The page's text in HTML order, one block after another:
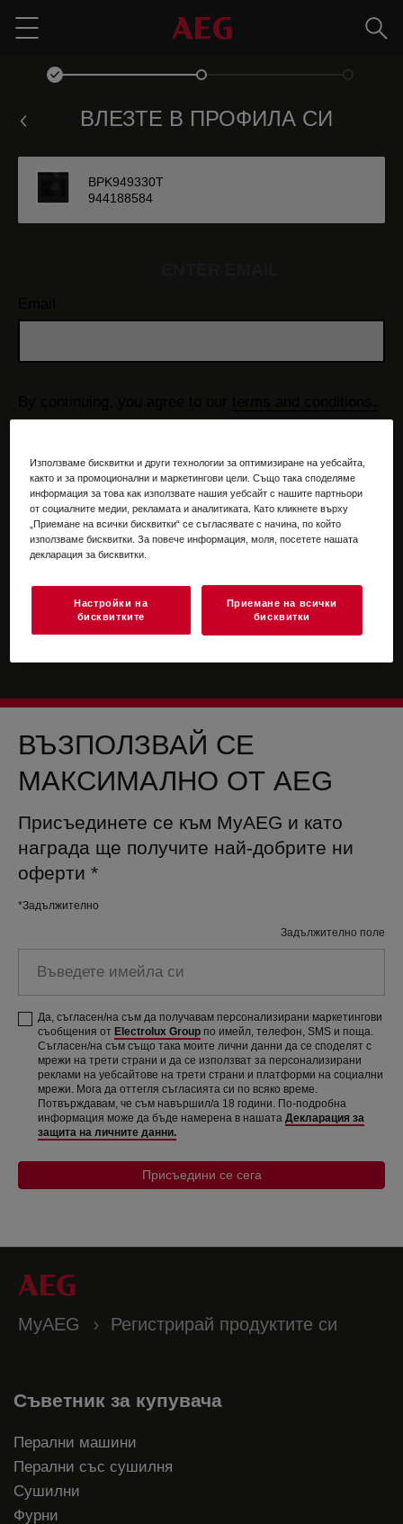
Menu
ВЛЕЗТЕ В ПРОФИЛА СИ
BPK949330T
944188584
data, please review ourdata protection statement
ВЪЗПОЛЗВАЙ СЕ
МАКСИМАЛНО ОТ AEG
Присъединете се към MyAEG и като
награда ще получите най-добрите ни
оферти *
*Задължително
Задължително поле
Да, съгласен/на съм да получавам персонализирани маркетингови
съобщения от Electrolux Group по имейл, телефон, SMS и поща.
Съгласен/на съм също така моите лични данни да се споделят с
мрежи на трети страни и да се използват за персонализирани
реклами на уебсайтове на трети страни и платформи на социални
мрежи. Мога да оттегля съгласията си по всяко време.
Потвърждавам, че съм навършил/а 18 години. По-подробна
информация може да бъде намерена в нашата Декларация за
защита на личните данни.
Присъедини се сега
MyAEG Регистрирай продуктите си
Съветник за купувача
Перални машини
Перални със сушилня
Сушилни
Фурни
Използваме бисквитки и други технологии за оптимизиране на уебсайта,
както и за промоционални и маркетингови цели. Също така споделяме
информация за това как използвате нашия уебсайт с нашите партньори
от социалните медии, рекламата и аналитиката. Като кликнете върху
„Приемане на всички бисквитки“ се съгласявате с начина, по който
използваме бисквитки. За повече информация, моля, посетете нашата
декларация за бисквитки.
Настройки на
бисквитките
Приемане на всички
бисквитки